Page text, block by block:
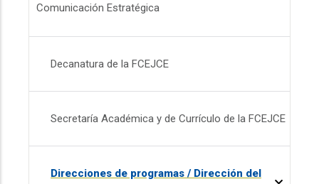
Comunicación Estratégica
Decanatura de la FCEJCE
Secretaría Académica y de Currículo de la FCEJCE
Direcciones de programas / Dirección del